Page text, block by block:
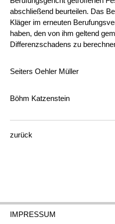
abschließend beurteilen. Das
Kläger im erneuten
haben, den von ihm geltend
Differenzschadens zu
Seiters Oehler Müller
Böhm Katzenstein
zurück
IMPRESSUM